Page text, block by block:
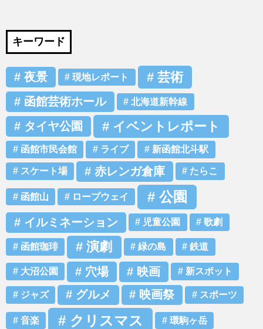
キーワード
夜景 現地レポート 芸術
函館芸術ホール 北海道新幹線
タイヤ公園 イベントレポート
函館市民会館 ライブ 新函館北斗駅
スケート場 赤レンガ倉庫 たらこ
函館山 ロープウェイ 公園
イルミネーション 児童公園 歌劇
函館珈琲 演劇 緑の島 鉄道
大沼公園 穴場 映画 新スポット
ジャズ グルメ 映画祭 スポーツ
音楽 クリスマス 環駒ヶ岳